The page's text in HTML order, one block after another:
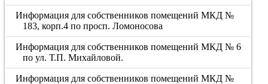
Информация для собственников помещений МКД №
183, корп.4 по просп. Ломоносова
Информация для собственников помещений МКД № 6
по ул. Т.П. Михайловой.
Информация для собственников помещений МКД №